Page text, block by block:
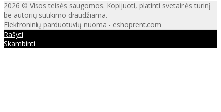
2026 © Visos teisės saugomos. Kopijuoti, platinti svetainės turinį
be autorių sutikimo draudžiama.
Elektroninių parduotuvių nuoma - eshoprent.com
Rašyti
Skambinti